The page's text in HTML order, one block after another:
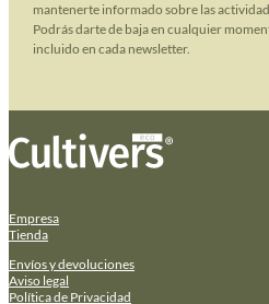
mantenerte informado sobre las
Podrás darte de baja en cualquier
incluido en cada newsletter.
Empresa
Tienda
Envíos y devoluciones
Aviso legal
Política de Privacidad